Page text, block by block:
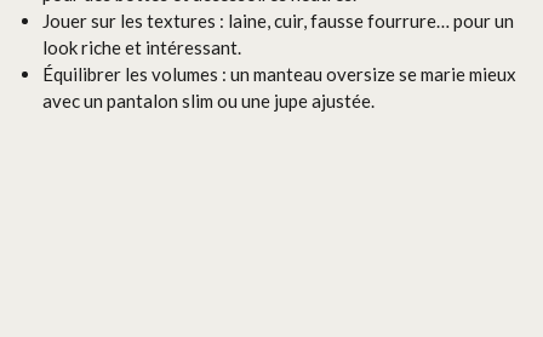
Jouer sur les textures : laine, cuir, fausse fourrure… pour un
look riche et intéressant.
Équilibrer les volumes : un manteau oversize se marie mieux
avec un pantalon slim ou une jupe ajustée.